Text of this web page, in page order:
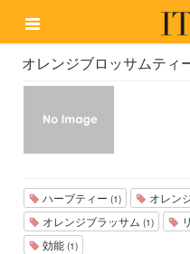
オレンジブロッサムティ
ハーブティー (1) オレン
オレンジブラッサム (1)
効能 (1)